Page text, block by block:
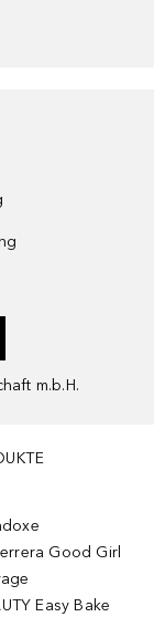
m.b.H.
Good Girl
Easy Bake